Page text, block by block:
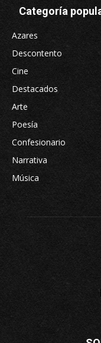
Categoría
Azares
Descontento
Cine
Destacados
Arte
Poesía
Confesionario
Narrativa
Música